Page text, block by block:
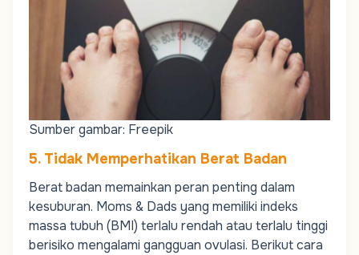
Sumber gambar: Freepik
5. Tidak Memperhatikan Berat Badan
Berat badan memainkan peran penting dalam
kesuburan. Moms & Dads yang memiliki indeks
massa tubuh (BMI) terlalu rendah atau terlalu tinggi
berisiko mengalami gangguan ovulasi. Berikut cara